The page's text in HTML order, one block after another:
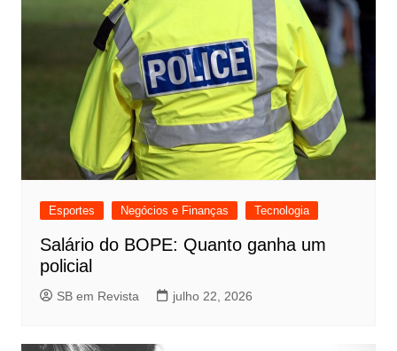
Esportes Negócios e Finanças Tecnologia
Salário do BOPE: Quanto ganha um
policial
SB em Revista julho 22, 2026